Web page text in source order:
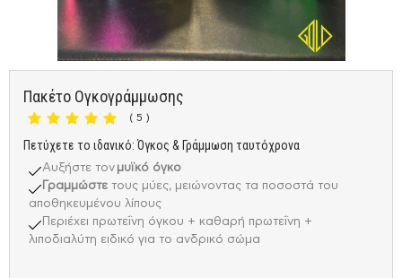
Πακέτο Ογκογράμμωσης
( 5 )
Πετύχετε το ιδανικό: Όγκος & Γράμμωση ταυτόχρονα
Αυξήστε τον μυϊκό όγκο
Γραμμώστε τους μύες, μειώνοντας τα ποσοστά του
αποθηκευμένου λίπους
Περιέχει πρωτεΐνη όγκου + καθαρή πρωτεΐνη +
λιποδιαλύτη ειδικό για το ανδρικό σώμα